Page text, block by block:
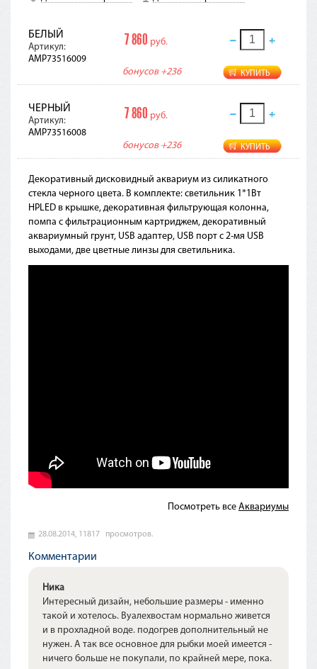
БЕЛЫЙ
Артикул:
AMP73516009
7 860 руб.
бонусов +236 КУПИТЬ
ЧЕРНЫЙ
Артикул:
AMP73516008
7 860 руб.
бонусов +236 КУПИТЬ
Декоративный дисковидный аквариум из силикатного
стекла черного цвета. В комплекте: светильник 1*1Вт
HPLED в крышке, декоративная фильтрующая колонна,
помпа с фильтрационным картриджем, декоративный
аквариумный грунт, USB адаптер, USB порт с 2-мя USB
выходами, две цветные линзы для светильника.
Посмотреть все Аквариумы
28.08.2014, 11817 просмотров.
Комментарии
Ника
Интересный дизайн, небольшие размеры - именно
такой и хотелось. Вуалехвостам нормально живется
и в прохладной воде. подогрев дополнительный не
нужен. А так все основное для рыбки моей имеется -
ничего больше не покупали, по крайней мере, пока.